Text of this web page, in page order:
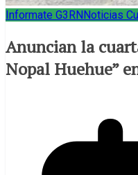
Informate G3RN Noticias
Anuncian la
Nopal Huehue”